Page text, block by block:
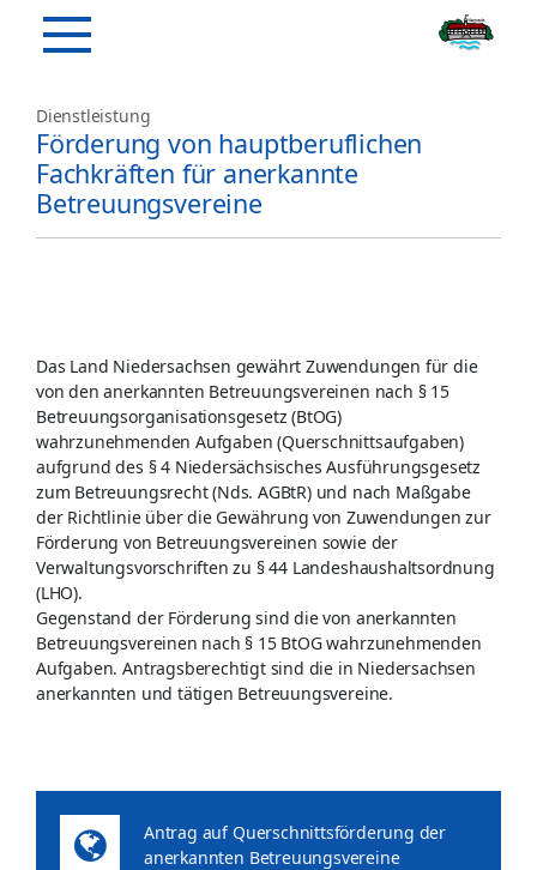
Dienstleistung
Förderung von hauptberuflichen
Fachkräften für anerkannte
Betreuungsvereine
Das Land Niedersachsen gewährt Zuwendungen für die
von den anerkannten Betreuungsvereinen nach § 15
Betreuungsorganisationsgesetz (BtOG)
wahrzunehmenden Aufgaben (Querschnittsaufgaben)
aufgrund des § 4 Niedersächsisches Ausführungsgesetz
zum Betreuungsrecht (Nds. AGBtR) und nach Maßgabe
der Richtlinie über die Gewährung von Zuwendungen zur
Förderung von Betreuungsvereinen sowie der
Verwaltungsvorschriften zu § 44 Landeshaushaltsordnung
(LHO).
Gegenstand der Förderung sind die von anerkannten
Betreuungsvereinen nach § 15 BtOG wahrzunehmenden
Aufgaben. Antragsberechtigt sind die in Niedersachsen
anerkannten und tätigen Betreuungsvereine.
Antrag auf Querschnittsförderung der
anerkannten Betreuungsvereine